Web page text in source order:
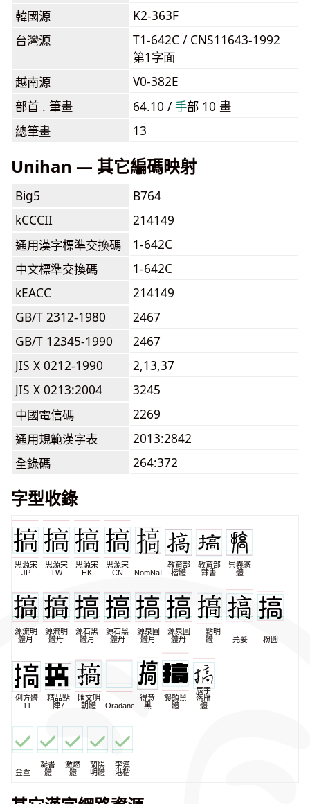
韓國源
K2-363F
台灣源
T1-642C / CNS11643-1992
第1字面
越南源
V0-382E
部首 . 筆畫
64.10 /⼿部 10 畫
總筆畫
13
Unihan — 其它編碼映射
Big5
B764
kCCCII
214149
通用漢字標準交換碼
1-642C
中文標準交換碼
1-642C
kEACC
214149
GB/T 2312-1980
2467
GB/T 12345-1990
2467
JIS X 0212-1990
2,13,37
JIS X 0213:2004
3245
中國電信碼
2269
通用規範漢字表
2013:2842
全錄碼
264:372
字型收錄
思源宋
JP
思源宋
TW
思源宋
HK
思源宋
CN
NomNaTong
教育部
楷體
教育部
隸書
崇羲篆
體
源流明
體月
源流明
體丹
源石黑
體月
源石黑
體丹
源泉圓
體月
源泉圓
體丹
一點明
體
芫荽 粉圓
俐方體
11
精品點
陣7
匯文明
朝體
Oradano
得意
黑
饅頭黑
體
辰宇
落雁
體
金萱
凝書
體
激燃
體
蘭陽
明體
李漢
港楷